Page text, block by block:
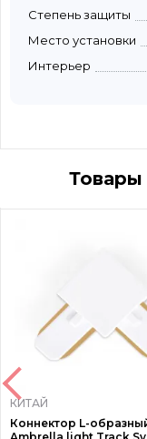
Степень защиты
Место установки
Интерьер
Товары
КИТАЙ
Коннектор L-